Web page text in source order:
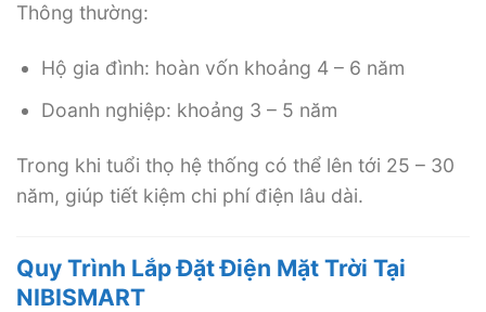
Thông thường:
Hộ gia đình: hoàn vốn khoảng 4 – 6 năm
Doanh nghiệp: khoảng 3 – 5 năm
Trong khi tuổi thọ hệ thống có thể lên tới 25 – 30
năm, giúp tiết kiệm chi phí điện lâu dài.
Quy Trình Lắp Đặt Điện Mặt Trời Tại
NIBISMART